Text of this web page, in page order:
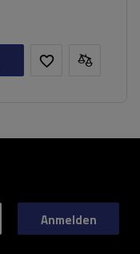
Anmelden